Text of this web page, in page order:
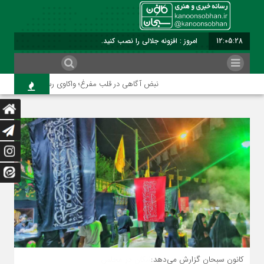
12:05:29 برابر با : Monday - 10 August - 2026
نبض آگاهی در قلب مفرغ؛ واکاوی رسالت و رنج خبرنگاران
نماینده مردم کوهدشت و رومشکان در مجلس: